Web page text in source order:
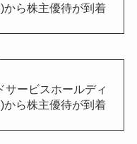
から株主優待が到着
サービスホールディ
から株主優待が到着